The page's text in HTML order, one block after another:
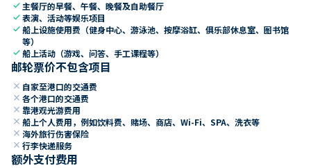
check 主餐厅的早餐、午餐、晚餐及自助餐厅
check表演、活动等娱乐项目
check船上设施使用费（健身中心、游泳池、按摩浴缸、俱乐部休息室、图书馆
等）
check船上活动（游戏、问答、手工课程等）
邮轮票价不包含项目
close 自家至港口的交通费
close 各个港口的交通费
close 靠港观光游费用
close 船上个人费用，例如饮料费、赌场、商店、Wi-Fi、SPA、洗衣等
close 海外旅行伤害保险
close 行李快递服务
额外支付费用